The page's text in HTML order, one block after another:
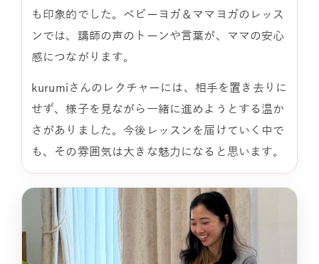
も印象的でした。ベビーヨガ＆ママヨガのレッス
ンでは、講師の声のトーンや言葉が、ママの安心
感につながります。
kurumiさんのレクチャーには、相手を置き去りに
せず、様子を見ながら一緒に進めようとする温か
さがありました。今後レッスンを届けていく中で
も、その雰囲気は大きな魅力になると思います。